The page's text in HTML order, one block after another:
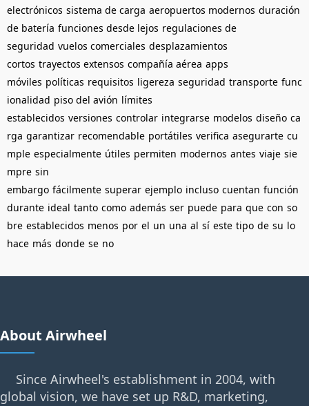
electrónicos sistema de carga aeropuertos modernos duración
de batería funciones desde lejos regulaciones de
seguridad vuelos comerciales desplazamientos
cortos trayectos extensos compañía aérea apps
móviles políticas requisitos ligereza seguridad transporte func
ionalidad piso del avión límites
establecidos versiones controlar integrarse modelos diseño ca
rga garantizar recomendable portátiles verifica asegurarte cu
mple especialmente útiles permiten modernos antes viaje sie
mpre sin
embargo fácilmente superar ejemplo incluso cuentan función
durante ideal tanto como además ser puede para que con so
bre establecidos menos por el un una al sí este tipo de su lo
hace más donde se no
About Airwheel
Since Airwheel's establishment in 2004, with
global vision, we have set up R&D, marketing,